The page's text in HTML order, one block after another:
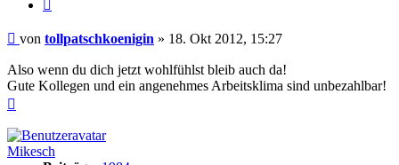
Beitrag
von tollpatschkoenigin » 18. Okt 2012, 15:27
Also wenn du dich jetzt wohlfühlst bleib auch da!
Gute Kollegen und ein angenehmes Arbeitsklima sind unbezahlbar!
Mikesch